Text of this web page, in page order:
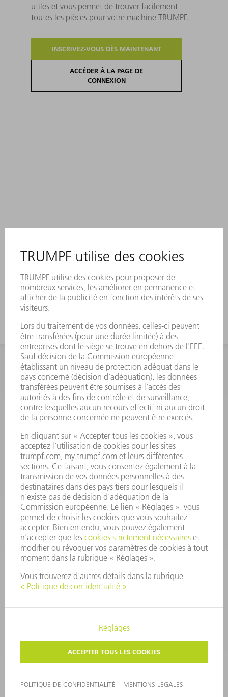
utiles et vous permet de trouver facilement
toutes les pièces pour votre machine TRUMPF.
INSCRIVEZ-VOUS DÈS MAINTENANT
ACCÉDER À LA PAGE DE
CONNEXION
INFORMATION
Foire aux questions
Termes et conditions
CONTACT
Outillages
01 48 17 37 73
Lun - Jeu 08:00h - 16:30h
Ven 08:00h - 12:30h
outillages@fr.TRUMPF.com
CONTACT
Pièces Détachées
01 48 17 37 57
Lun – Ven 8:30h - 17:30h
pieces.detachees@trumpf.com
MENTIONS LÉGALES
PROTECTION DES DONNÉES PERSONNELLES
COPYRIGHT ET DROIT DES MARQUES
CONDITIONS D'UTILISATION
© 2026 TRUMPF